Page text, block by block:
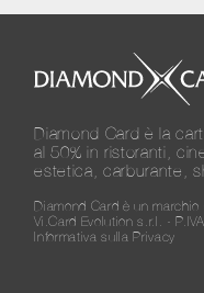
Diamond Card è la
al 50% in ristoranti,
estetica, carburante,
Diamond Card è un marchio
Vi.Card Evolution s.r.l. -
Informativa sulla Privacy